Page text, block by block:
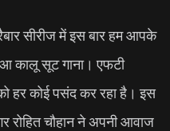
सीरीज में इस बार हम आपके
कालू सूट गाना। एफटी
हर कोई पसंद कर रहा है। इस
रोहित चौहान ने अपनी आवाज